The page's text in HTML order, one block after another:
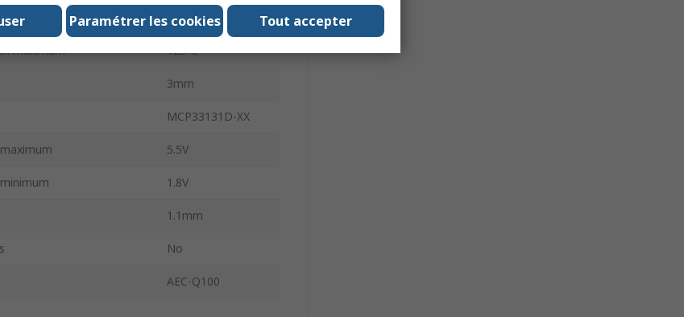
SPI
maximum 125°C
3mm
MCP33131D-XX
5.5V
1.8V
1.1mm
No
AEC-Q100
Tout accepter
Paramétrer les cookies